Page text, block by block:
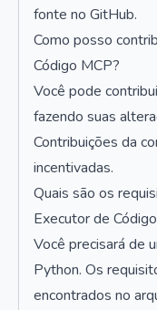
fonte no GitHub.
Como posso
Código MCP?
Você pode
fazendo suas
Contribuições da
incentivadas.
Quais são os
Executor de
Você precisará de
Python. Os
encontrados no